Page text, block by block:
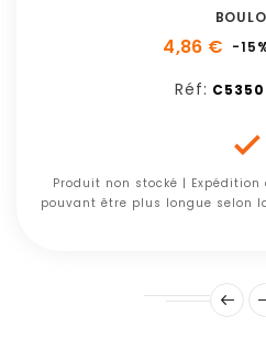
4,86 € -
Réf:

Produit non stocké |
pouvant être plus longue selon